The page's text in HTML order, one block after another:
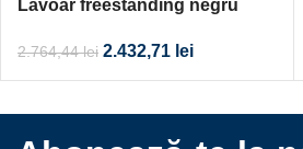
Lavoar freestanding negru
2.764,44lei 2.432,71 lei